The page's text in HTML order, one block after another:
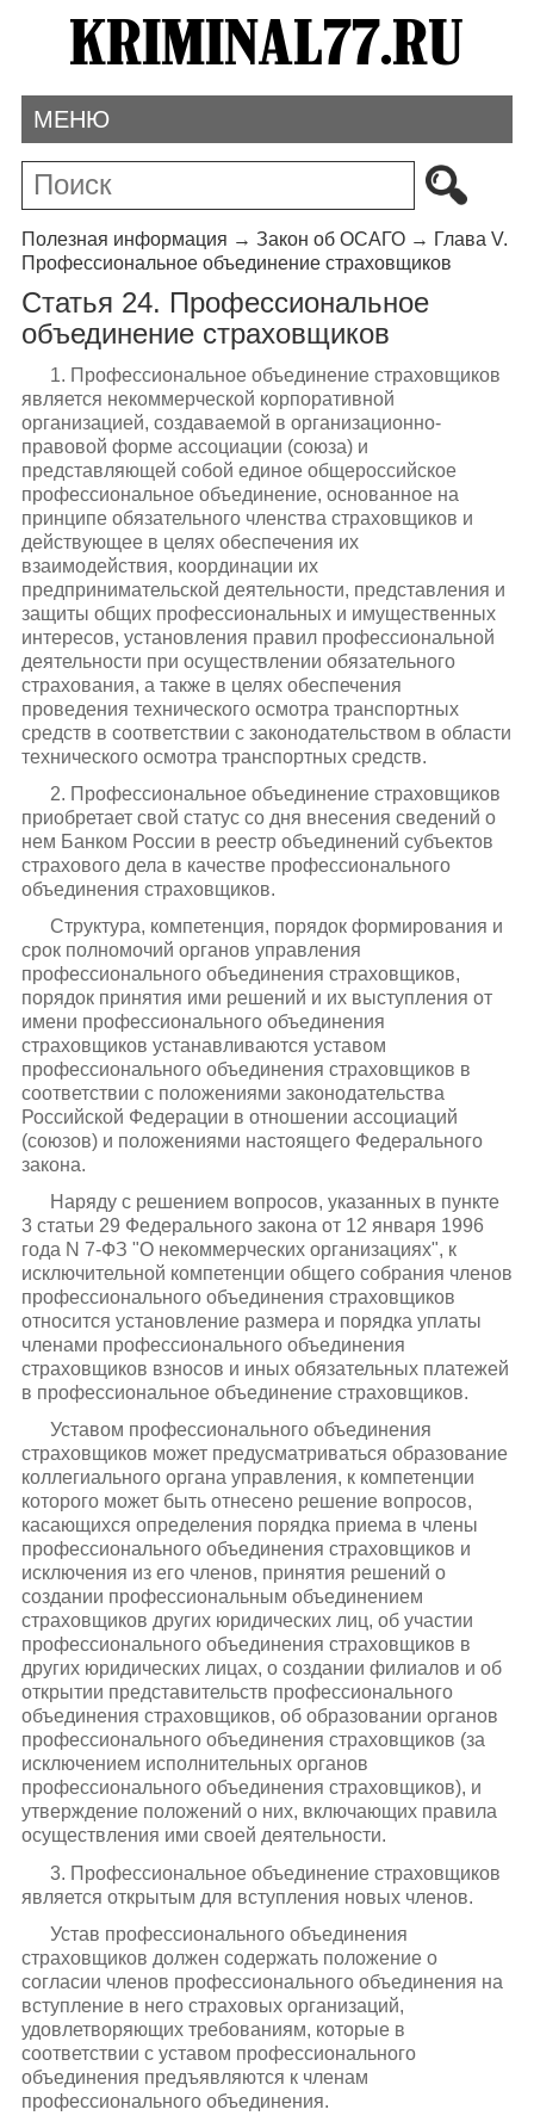
МЕНЮ
Полезная информация → Закон об ОСАГО→ Глава V.
Профессиональное объединение страховщиков
Статья 24. Профессиональное
объединение страховщиков
1. Профессиональное объединение страховщиков
является некоммерческой корпоративной
организацией, создаваемой в организационно-
правовой форме ассоциации (союза) и
представляющей собой единое общероссийское
профессиональное объединение, основанное на
принципе обязательного членства страховщиков и
действующее в целях обеспечения их
взаимодействия, координации их
предпринимательской деятельности, представления и
защиты общих профессиональных и имущественных
интересов, установления правил профессиональной
деятельности при осуществлении обязательного
страхования, а также в целях обеспечения
проведения технического осмотра транспортных
средств в соответствии с законодательством в области
технического осмотра транспортных средств.
2. Профессиональное объединение страховщиков
приобретает свой статус со дня внесения сведений о
нем Банком России в реестр объединений субъектов
страхового дела в качестве профессионального
объединения страховщиков.
Структура, компетенция, порядок формирования и
срок полномочий органов управления
профессионального объединения страховщиков,
порядок принятия ими решений и их выступления от
имени профессионального объединения
страховщиков устанавливаются уставом
профессионального объединения страховщиков в
соответствии с положениями законодательства
Российской Федерации в отношении ассоциаций
(союзов) и положениями настоящего Федерального
закона.
Наряду с решением вопросов, указанных в пункте
3 статьи 29 Федерального закона от 12 января 1996
года N 7-ФЗ "О некоммерческих организациях", к
исключительной компетенции общего собрания членов
профессионального объединения страховщиков
относится установление размера и порядка уплаты
членами профессионального объединения
страховщиков взносов и иных обязательных платежей
в профессиональное объединение страховщиков.
Уставом профессионального объединения
страховщиков может предусматриваться образование
коллегиального органа управления, к компетенции
которого может быть отнесено решение вопросов,
касающихся определения порядка приема в члены
профессионального объединения страховщиков и
исключения из его членов, принятия решений о
создании профессиональным объединением
страховщиков других юридических лиц, об участии
профессионального объединения страховщиков в
других юридических лицах, о создании филиалов и об
открытии представительств профессионального
объединения страховщиков, об образовании органов
профессионального объединения страховщиков (за
исключением исполнительных органов
профессионального объединения страховщиков), и
утверждение положений о них, включающих правила
осуществления ими своей деятельности.
3. Профессиональное объединение страховщиков
является открытым для вступления новых членов.
Устав профессионального объединения
страховщиков должен содержать положение о
согласии членов профессионального объединения на
вступление в него страховых организаций,
удовлетворяющих требованиям, которые в
соответствии с уставом профессионального
объединения предъявляются к членам
профессионального объединения.